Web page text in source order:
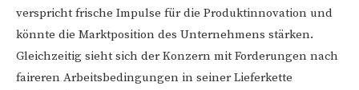
verspricht frische Impulse für die Produktinnovation und
könnte die Marktposition des Unternehmens stärken.
Gleichzeitig sieht sich der Konzern mit Forderungen nach
faireren Arbeitsbedingungen in seiner Lieferkette